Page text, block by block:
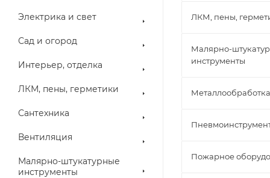
Электрика и свет
Сад и огород
Интерьер, отделка
ЛКМ, пены, герметики
Сантехника
Вентиляция
Малярно-штукатурные
инструменты
ЛКМ, пены,
Малярно-
инструменты
Металлообработка
Пожарное